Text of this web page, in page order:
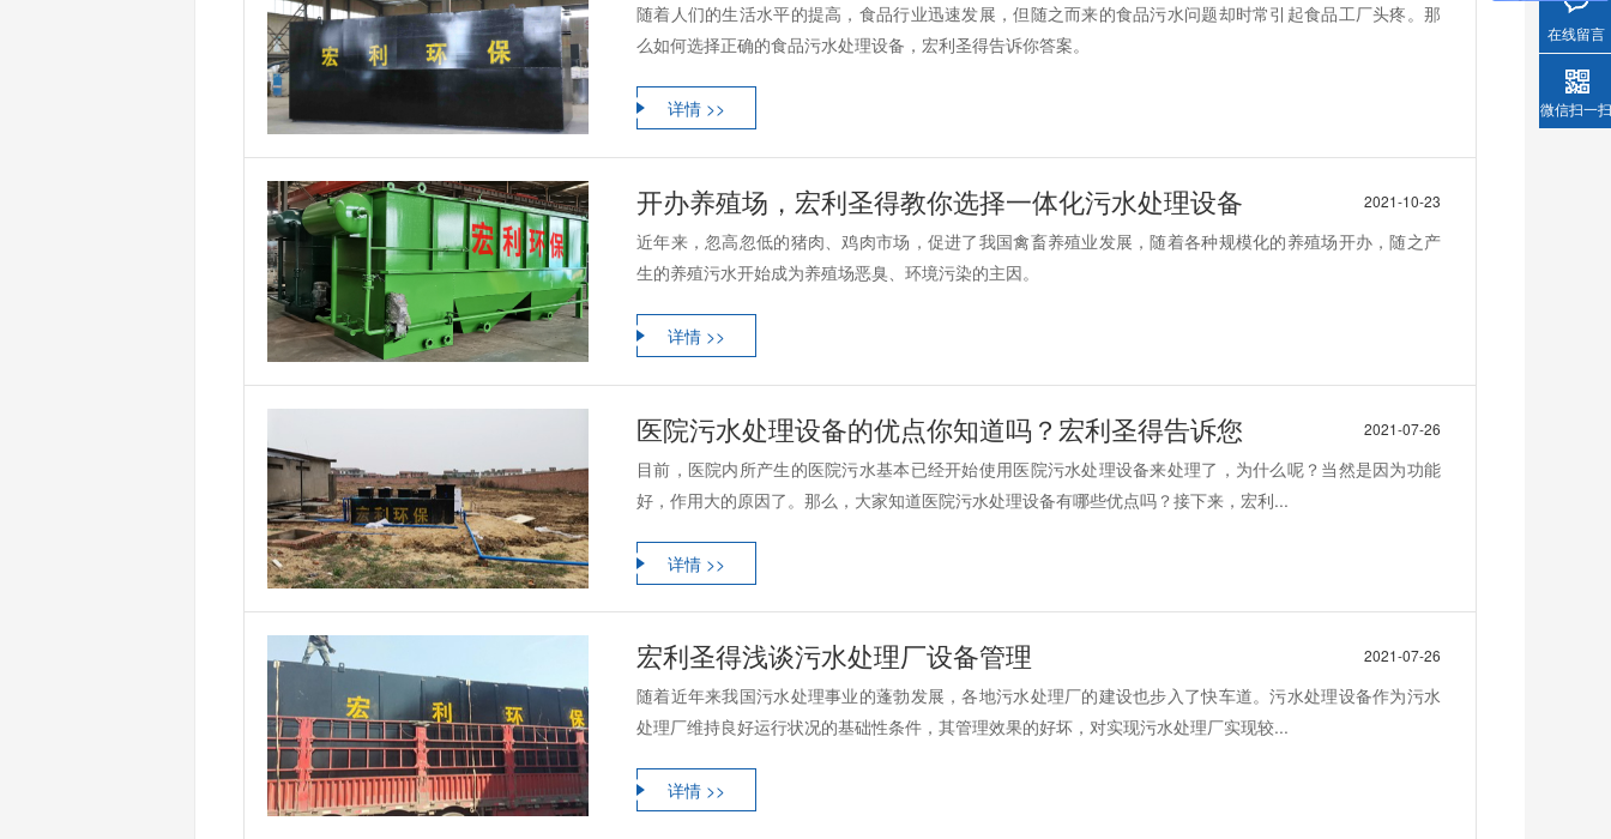
随着人们的生活水平的提高，食品行业迅速发展，但随之而来的食品污水问题却时常引起食品工厂头疼。那
么如何选择正确的食品污水处理设备，宏利圣得告诉你答案。
详情 >>
2021-10-23
开办养殖场，宏利圣得教你选择一体化污水处理设备
近年来，忽高忽低的猪肉、鸡肉市场，促进了我国禽畜养殖业发展，随着各种规模化的养殖场开办，随之产
生的养殖污水开始成为养殖场恶臭、环境污染的主因。
详情 >>
2021-07-26
医院污水处理设备的优点你知道吗？宏利圣得告诉您
目前，医院内所产生的医院污水基本已经开始使用医院污水处理设备来处理了，为什么呢？当然是因为功能
好，作用大的原因了。那么，大家知道医院污水处理设备有哪些优点吗？接下来，宏利...
详情 >>
2021-07-26
宏利圣得浅谈污水处理厂设备管理
随着近年来我国污水处理事业的蓬勃发展，各地污水处理厂的建设也步入了快车道。污水处理设备作为污水
处理厂维持良好运行状况的基础性条件，其管理效果的好坏，对实现污水处理厂实现较...
详情 >>
在线留言
微信扫一扫